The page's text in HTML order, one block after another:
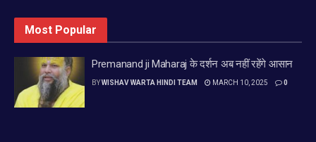
Most Popular
Premanand ji Maharaj के दर्शन अब नहीं रहेंगे आसान
BYWISHAV WARTA HINDI TEAM MARCH 10, 2025 0